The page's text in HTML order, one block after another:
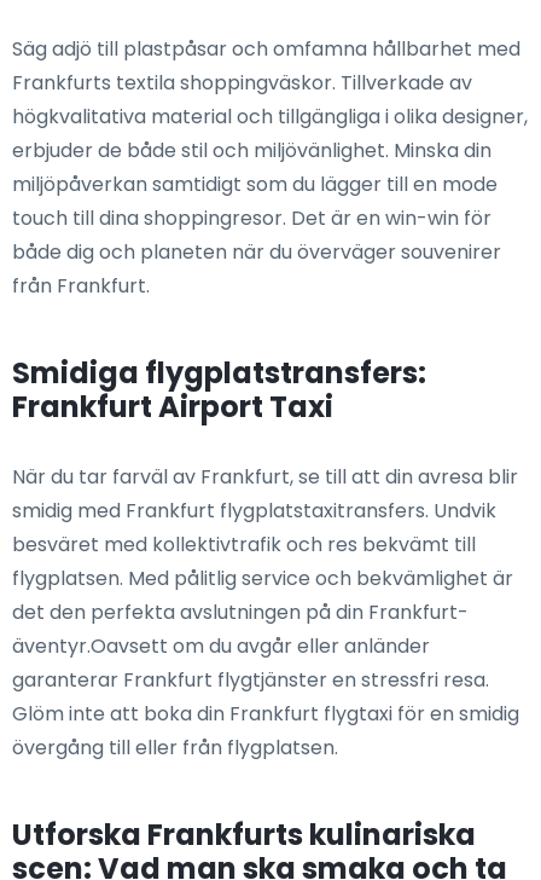
Säg adjö till plastpåsar och omfamna hållbarhet med
Frankfurts textila shoppingväskor. Tillverkade av
högkvalitativa material och tillgängliga i olika designer,
erbjuder de både stil och miljövänlighet. Minska din
miljöpåverkan samtidigt som du lägger till en mode
touch till dina shoppingresor. Det är en win-win för
både dig och planeten när du överväger souvenirer
från Frankfurt.
Smidiga flygplatstransfers:
Frankfurt Airport Taxi
När du tar farväl av Frankfurt, se till att din avresa blir
smidig med Frankfurt flygplatstaxitransfers. Undvik
besväret med kollektivtrafik och res bekvämt till
flygplatsen. Med pålitlig service och bekvämlighet är
det den perfekta avslutningen på din Frankfurt-
äventyr.Oavsett om du avgår eller anländer
garanterar Frankfurt flygtjänster en stressfri resa.
Glöm inte att boka din Frankfurt flygtaxi för en smidig
övergång till eller från flygplatsen.
Utforska Frankfurts kulinariska
scen: Vad man ska smaka och ta